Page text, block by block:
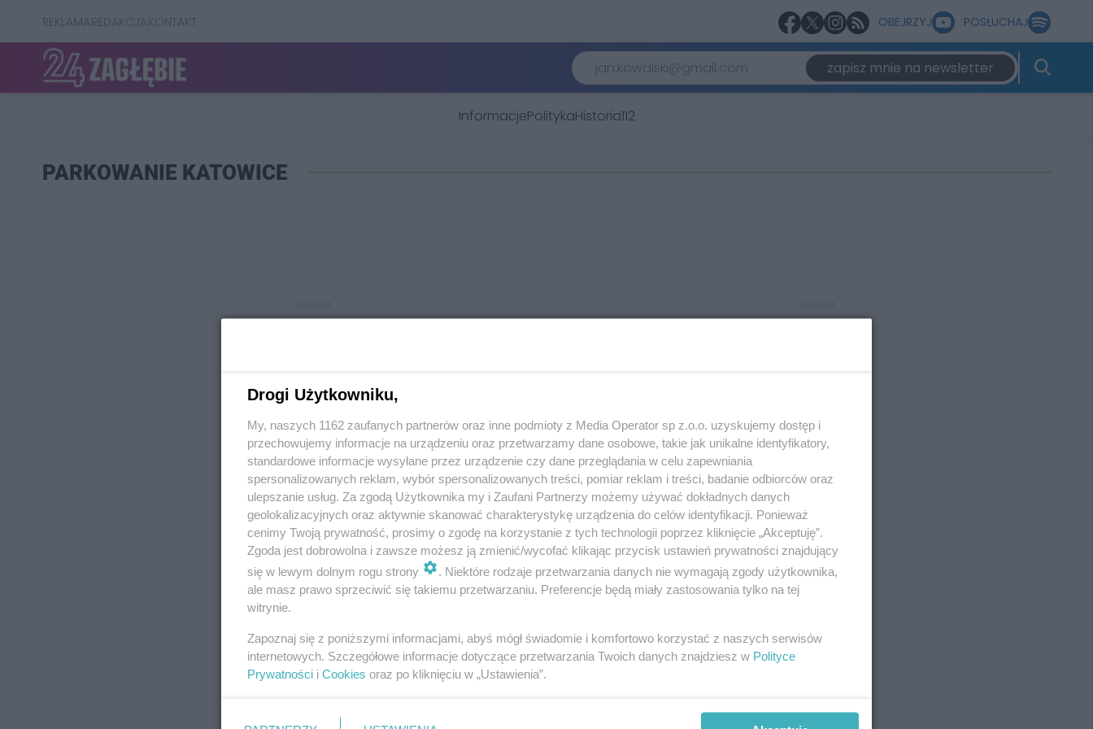
REKLAMAREDAKCJAKONTAKT OBEJRZYJ POSŁUCHAJ
zapisz mnie na newsletter
InformacjePolitykaHistoria112
PARKOWANIE KATOWICE
REKLAMA REKLAMA
Drogi Użytkowniku,
My, naszych 1162 zaufanych partnerów oraz inne podmioty z Media Operator sp z.o.o. uzyskujemy dostęp i
przechowujemy informacje na urządzeniu oraz przetwarzamy dane osobowe, takie jak unikalne identyfikatory,
standardowe informacje wysyłane przez urządzenie czy dane przeglądania w celu zapewniania
spersonalizowanych reklam, wybór spersonalizowanych treści, pomiar reklam i treści, badanie odbiorców oraz
ulepszanie usług. Za zgodą Użytkownika my i Zaufani Partnerzy możemy używać dokładnych danych
geolokalizacyjnych oraz aktywnie skanować charakterystykę urządzenia do celów identyfikacji. Ponieważ
cenimy Twoją prywatność, prosimy o zgodę na korzystanie z tych technologii poprzez kliknięcie „Akceptuję”.
Zgoda jest dobrowolna i zawsze możesz ją zmienić/wycofać klikając przycisk ustawień prywatności znajdujący
się w lewym dolnym rogu strony
. Niektóre rodzaje przetwarzania danych nie wymagają zgody użytkownika,
ale masz prawo sprzeciwić się takiemu przetwarzaniu. Preferencje będą miały zastosowania tylko na tej
witrynie.
Zapoznaj się z poniższymi informacjami, abyś mógł świadomie i komfortowo korzystać z naszych serwisów
internetowych. Szczegółowe informacje dotyczące przetwarzania Twoich danych znajdziesz w Polityce
Prywatności i Cookies oraz po kliknięciu w „Ustawienia”.